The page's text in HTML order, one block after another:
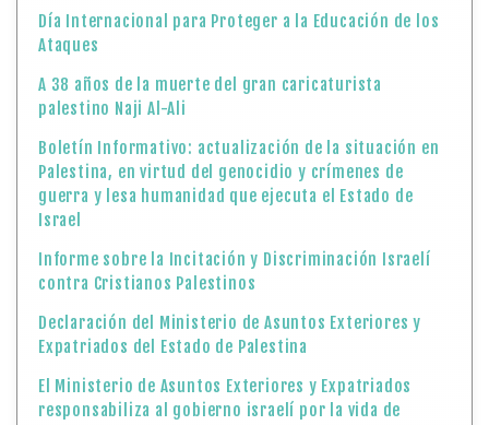
Día Internacional para Proteger a la Educación de los
Ataques
A 38 años de la muerte del gran caricaturista
palestino Naji Al-Ali
Boletín Informativo: actualización de la situación en
Palestina, en virtud del genocidio y crímenes de
guerra y lesa humanidad que ejecuta el Estado de
Israel
Informe sobre la Incitación y Discriminación Israelí
contra Cristianos Palestinos
Declaración del Ministerio de Asuntos Exteriores y
Expatriados del Estado de Palestina
El Ministerio de Asuntos Exteriores y Expatriados
responsabiliza al gobierno israelí por la vida de